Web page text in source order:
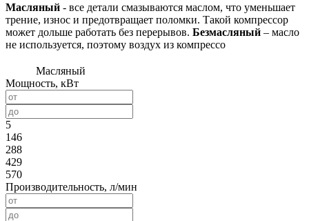
Масляный - все детали смазываются маслом, что уменьшает
трение, износ и предотвращает поломки. Такой компрессор
может дольше работать без перерывов. Безмасляный – масло
не используется, поэтому воздух из компрессо
Масляный
Мощность, кВт
5
146
288
429
570
Производительность, л/мин